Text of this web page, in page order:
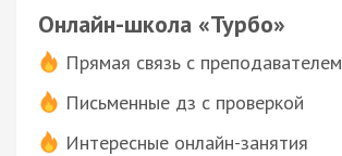
Онлайн-школа «Турбо»
Прямая связь с преподавателем
Письменные дз с проверкой
Интересные онлайн-занятия